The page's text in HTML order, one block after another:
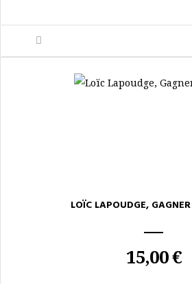
LOÏC LAPOUDGE,
15,00 €